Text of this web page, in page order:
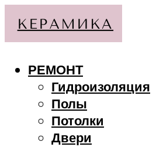
РЕМОНТ
Гидроизоляция
Полы
Потолки
Двери